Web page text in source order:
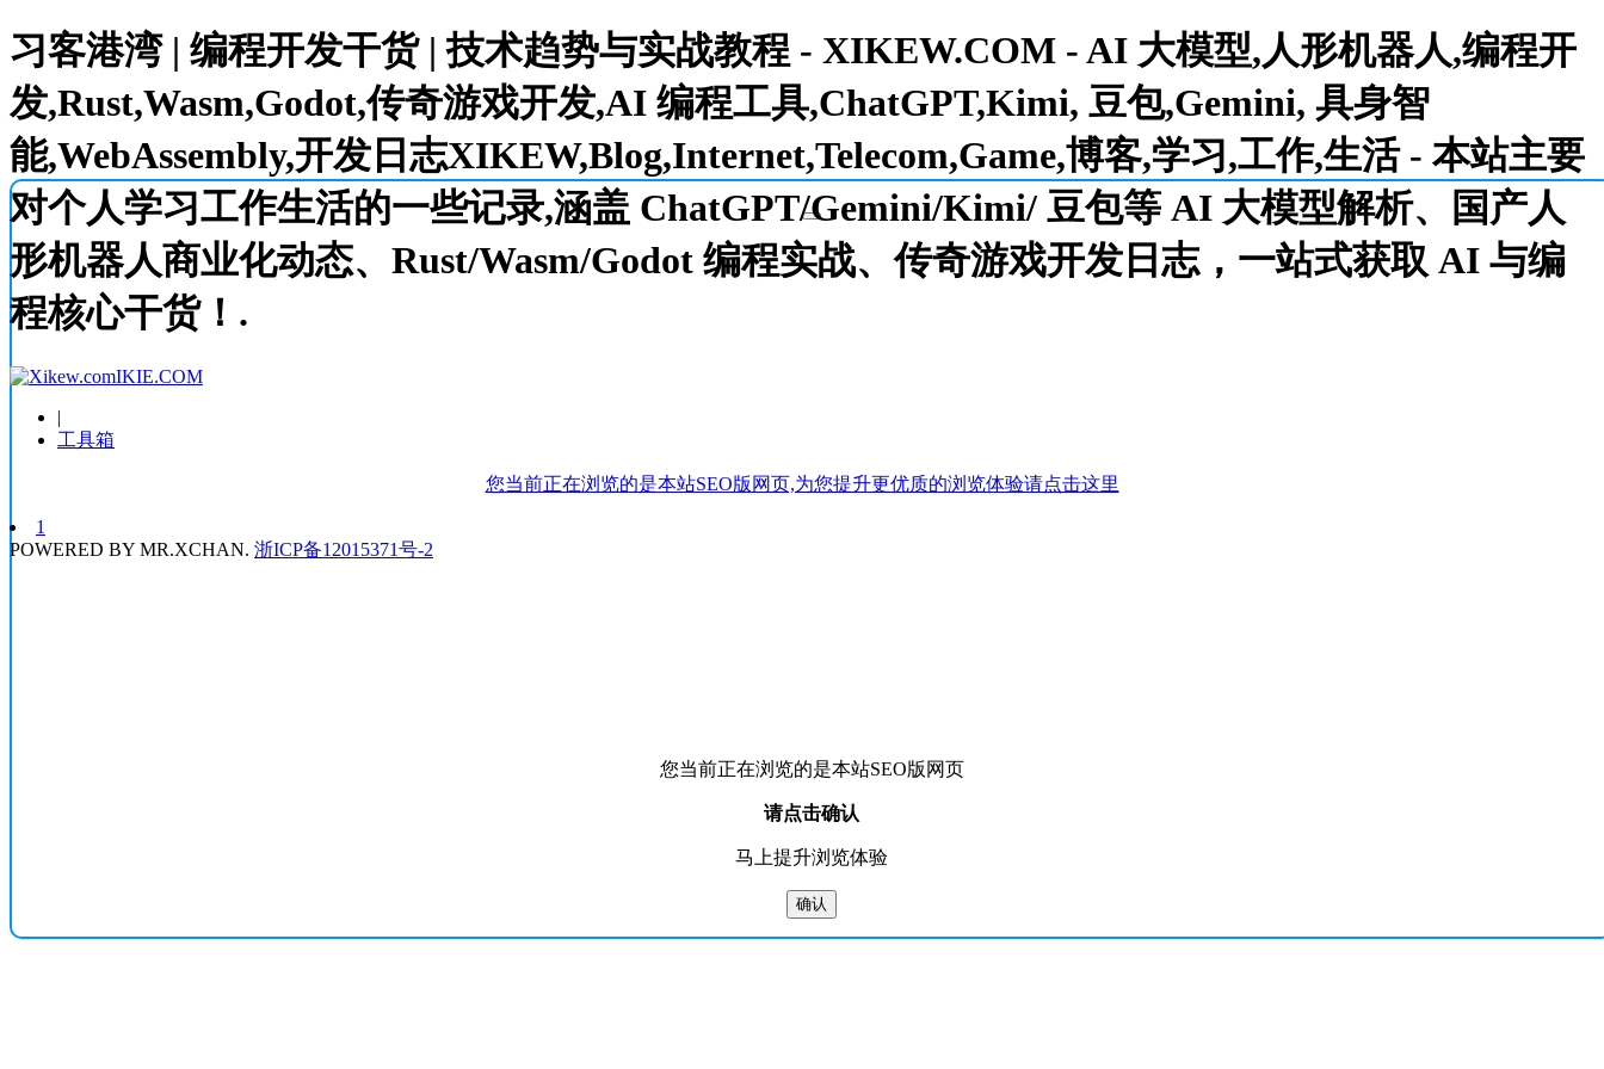
习客港湾 | 编程开发干货 | 技术趋势与实战教程 - XIKEW.COM - AI 大模型,人形机器人,编程开
发,Rust,Wasm,Godot,传奇游戏开发,AI 编程工具,ChatGPT,Kimi, 豆包,Gemini, 具身智
能,WebAssembly,开发日志XIKEW,Blog,Internet,Telecom,Game,博客,学习,工作,生活 - 本站主要
对个人学习工作生活的一些记录,涵盖 ChatGPT/Gemini/Kimi/ 豆包等 AI 大模型解析、国产人
形机器人商业化动态、Rust/Wasm/Godot 编程实战、传奇游戏开发日志，一站式获取 AI 与编
程核心干货！.
您当前正在浏览的是本站SEO版网页
请点击确认
马上提升浏览体验
确认
IKIE.COM
|
工具箱
您当前正在浏览的是本站SEO版网页,为您提升更优质的浏览体验请点击这里
1
POWERED BY MR.XCHAN. 浙ICP备12015371号-2